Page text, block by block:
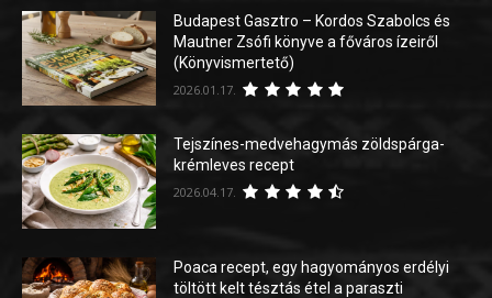
Budapest Gasztro – Kordos Szabolcs és
Mautner Zsófi könyve a főváros ízeiről
(Könyvismertető)
2026.01.17.
Tejszínes-medvehagymás zöldspárga-
krémleves recept
2026.04.17.
Poaca recept, egy hagyományos erdélyi
töltött kelt tésztás étel a paraszti